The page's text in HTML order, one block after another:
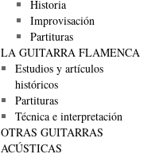
Historia
Improvisación
Partituras
LA GUITARRA FLAMENCA
Estudios y artículos
históricos
Partituras
Técnica e interpretación
OTRAS GUITARRAS
ACÚSTICAS